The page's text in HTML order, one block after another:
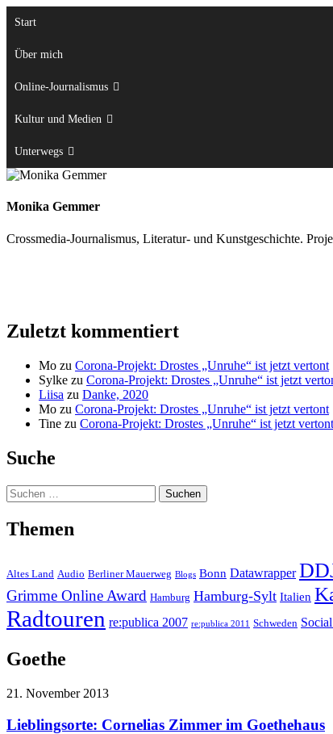
Inhalt
Start
Über mich
Online-Journalismus
Kultur und Medien
Unterwegs
Monika Gemmer
Crossmedia-Journalismus, Literatur- und Kunstgeschichte.
Zuletzt kommentiert
Mo zu Corona-Projekt: Drostes „Unruhe“ ist jetzt vertont
Sylke zu Corona-Projekt: Drostes „Unruhe“ ist jetzt
Liisa zu Danke, 2020
Mo zu Corona-Projekt: Drostes „Unruhe“ ist jetzt vertont
Tine zu Corona-Projekt: Drostes „Unruhe“ ist jetzt vertont
Suche
Suchen
nach:
Themen
Altes Land Audio Berliner Mauerweg Blogs Bonn Datawrapper
Grimme Online Award Hamburg Hamburg-Sylt Italien
Radtouren re:publica 2007 re:publica 2011 Schweden
Goethe
21. November 2013
Lieblingsorte: Cornelias Zimmer im Goethehaus